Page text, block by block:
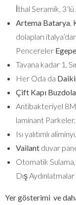
İthal Seramik,
Artema Batarya
dolapları
Pencereler
Tavana kadar 1.
Her Oda da
Çift Kapı
Antibakteriyel
laminant Parkeler,
Isı yalıtımlı
Vailant duvar
Otomatik
Dış Aydınlatmalar
Yer gösterimi ve